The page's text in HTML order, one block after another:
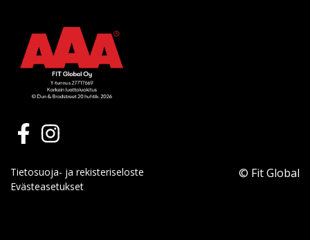
Tietosuoja- ja rekisteriseloste
Evästeasetukset
© Fit Global